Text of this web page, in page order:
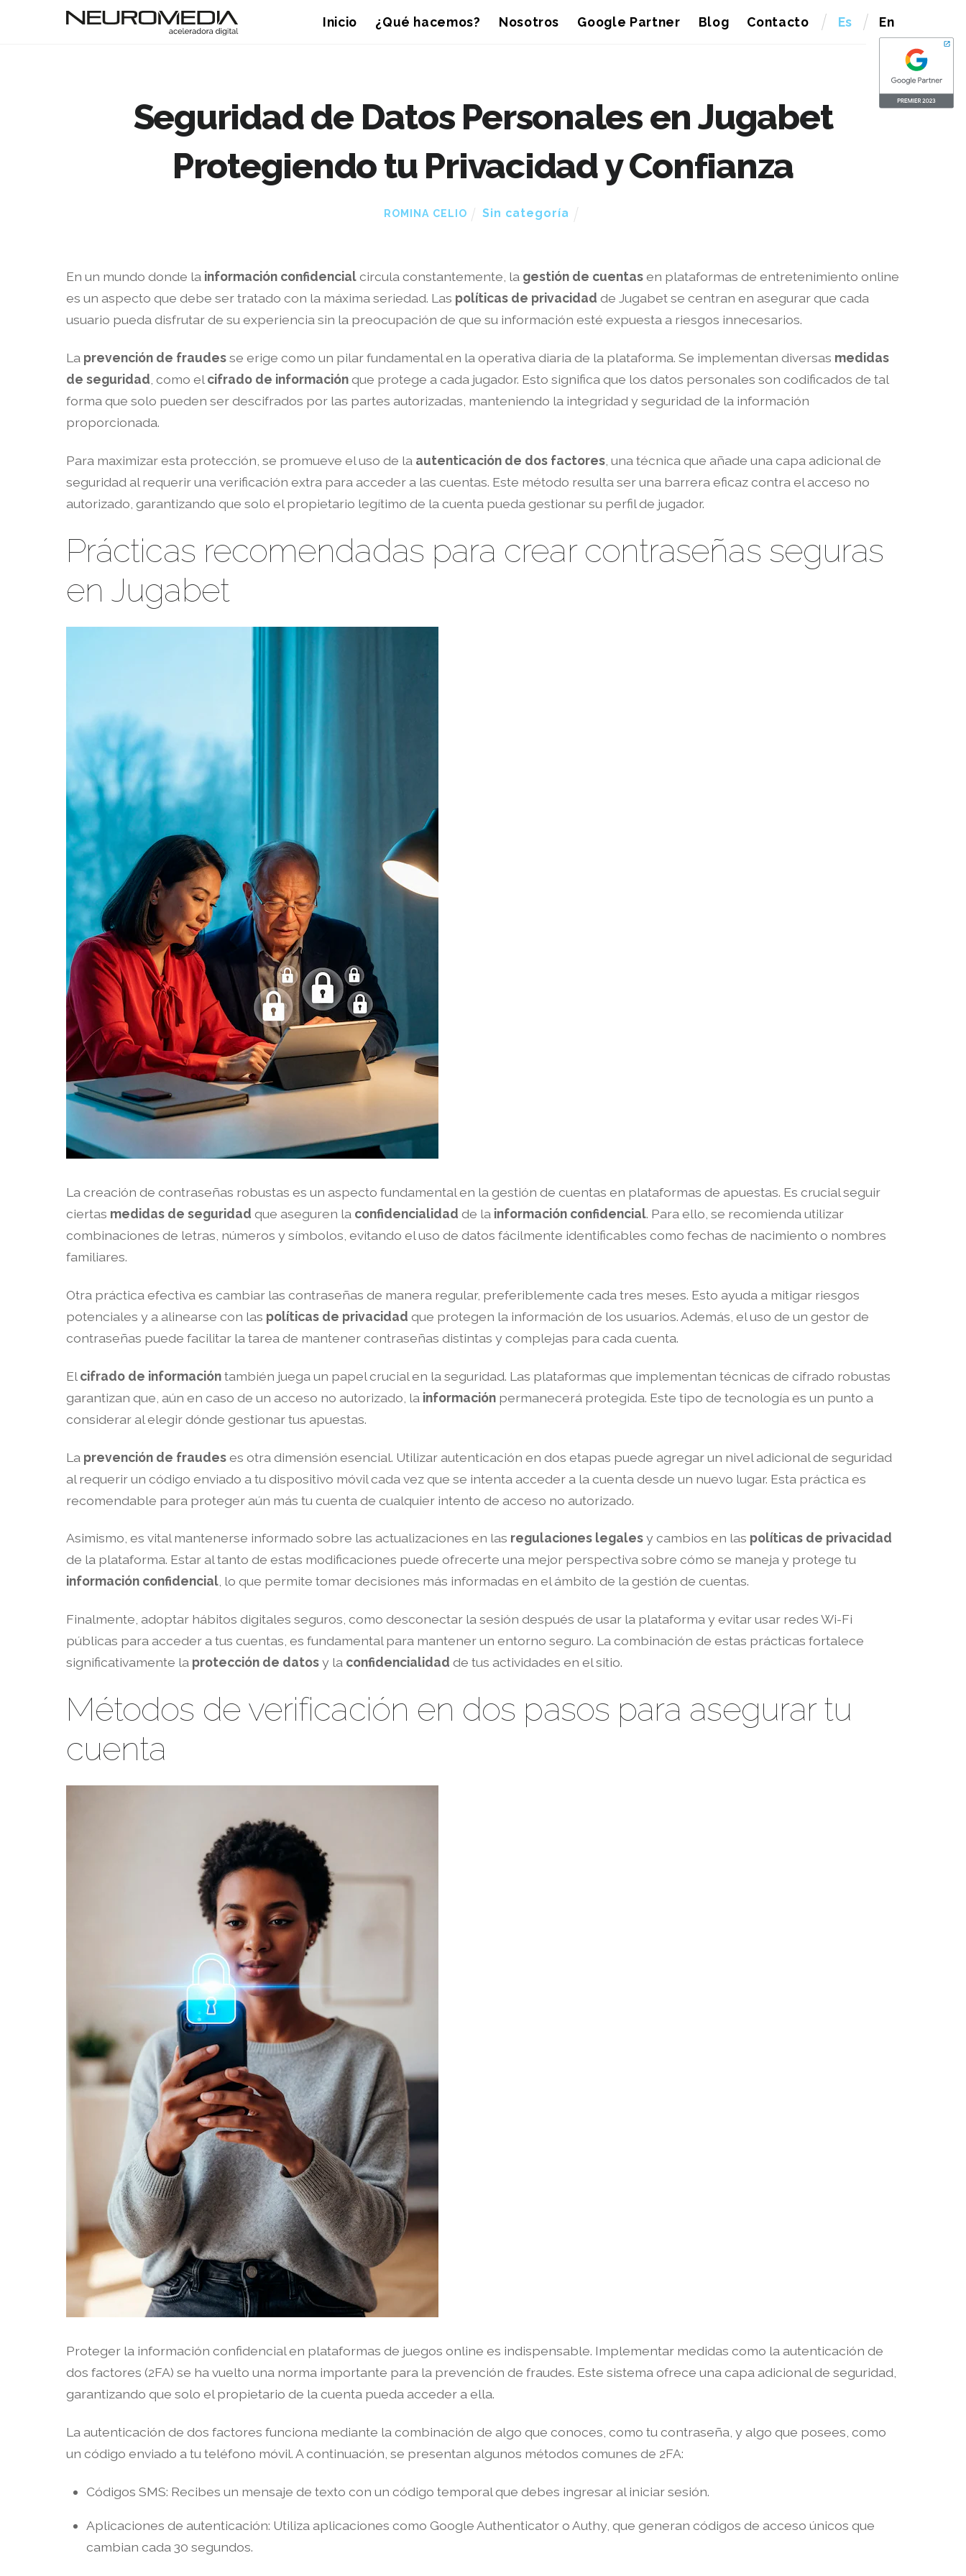
Inicio ¿Qué hacemos? Nosotros Google Partner Blog Contacto Es En
Seguridad de Datos Personales en Jugabet
Protegiendo tu Privacidad y Confianza
ROMINA CELIO Sin categoría
En un mundo donde la información confidencialcircula constantemente, la gestión de cuentasen plataformas de entretenimiento online
es un aspecto que debe ser tratado con la máxima seriedad. Las políticas de privacidad de Jugabet se centran en asegurar que cada
usuario pueda disfrutar de su experiencia sin la preocupación de que su información esté expuesta a riesgos innecesarios.
La prevención de fraudesse erige como un pilar fundamental en la operativa diaria de la plataforma. Se implementan diversas medidas
de seguridad, como elcifrado de informaciónque protege a cada jugador. Esto significa que los datos personales son codificados de tal
forma que solo pueden ser descifrados por las partes autorizadas, manteniendo la integridad y seguridad de la información
proporcionada.
Para maximizar esta protección, se promueve el uso de la autenticación de dos factores , una técnica que añade una capa adicional de
seguridad al requerir una verificación extra para acceder a las cuentas. Este método resulta ser una barrera eficaz contra el acceso no
autorizado, garantizando que solo el propietario legítimo de la cuenta pueda gestionar su perfil de jugador.
Prácticas recomendadas para crear contraseñas seguras
en Jugabet
La creación de contraseñas robustas es un aspecto fundamental en la gestión de cuentas en plataformas de apuestas. Es crucial seguir
ciertas medidas de seguridad que aseguren la confidencialidad de la información confidencial. Para ello, se recomienda utilizar
combinaciones de letras, números y símbolos, evitando el uso de datos fácilmente identificables como fechas de nacimiento o nombres
familiares.
Otra práctica efectiva es cambiar las contraseñas de manera regular, preferiblemente cada tres meses. Esto ayuda a mitigar riesgos
potenciales y a alinearse con las políticas de privacidad que protegen la información de los usuarios. Además, el uso de un gestor de
contraseñas puede facilitar la tarea de mantener contraseñas distintas y complejas para cada cuenta.
El cifrado de informacióntambién juega un papel crucial en la seguridad. Las plataformas que implementan técnicas de cifrado robustas
garantizan que, aún en caso de un acceso no autorizado, la información permanecerá protegida. Este tipo de tecnología es un punto a
considerar al elegir dónde gestionar tus apuestas.
La prevención de fraudeses otra dimensión esencial. Utilizar autenticación en dos etapas puede agregar un nivel adicional de seguridad
al requerir un código enviado a tu dispositivo móvil cada vez que se intenta acceder a la cuenta desde un nuevo lugar. Esta práctica es
recomendable para proteger aún más tu cuenta de cualquier intento de acceso no autorizado.
Asimismo, es vital mantenerse informado sobre las actualizaciones en las regulaciones legalesy cambios en las políticas de privacidad
de la plataforma. Estar al tanto de estas modificaciones puede ofrecerte una mejor perspectiva sobre cómo se maneja y protege tu
información confidencial, lo que permite tomar decisiones más informadas en el ámbito de la gestión de cuentas.
Finalmente, adoptar hábitos digitales seguros, como desconectar la sesión después de usar la plataforma y evitar usar redes Wi-Fi
públicas para acceder a tus cuentas, es fundamental para mantener un entorno seguro. La combinación de estas prácticas fortalece
significativamente la protección de datosy la confidencialidad de tus actividades en el sitio.
Métodos de verificación en dos pasos para asegurar tu
cuenta
Proteger la información confidencial en plataformas de juegos online es indispensable. Implementar medidas como la autenticación de
dos factores (2FA) se ha vuelto una norma importante para la prevención de fraudes. Este sistema ofrece una capa adicional de seguridad,
garantizando que solo el propietario de la cuenta pueda acceder a ella.
La autenticación de dos factores funciona mediante la combinación de algo que conoces, como tu contraseña, y algo que posees, como
un código enviado a tu teléfono móvil. A continuación, se presentan algunos métodos comunes de 2FA:
Códigos SMS: Recibes un mensaje de texto con un código temporal que debes ingresar al iniciar sesión.
Aplicaciones de autenticación: Utiliza aplicaciones como Google Authenticator o Authy, que generan códigos de acceso únicos que
cambian cada 30 segundos.